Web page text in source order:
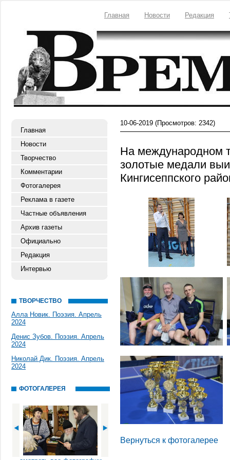
Главная Новости Редакция
Главная
Новости
Творчество
Комментарии
Фотогалерея
Реклама в газете
Частные объявления
Архив газеты
Официально
Редакция
Интервью
ТВОРЧЕСТВО
Алла Новик. Поэзия. Апрель
2024
Денис Зубов. Поэзия. Апрель
2024
Николай Дик. Поэзия. Апрель
2024
ФОТОГАЛЕРЕЯ
10-06-2019 (Просмотров: 2342)
На международном
золотые медали
Кингисеппского
Вернуться к фотогалерее